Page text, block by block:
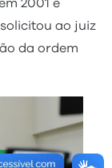
2001 é
ao juiz
da ordem